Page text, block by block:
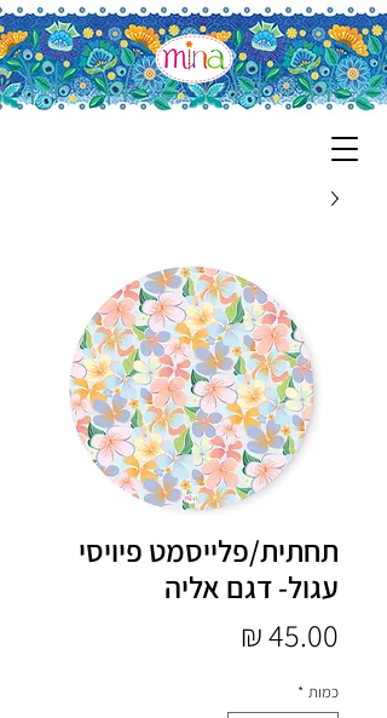
תחתית/פלייסמט פיויסי
עגול- דגם אליה
כמות *